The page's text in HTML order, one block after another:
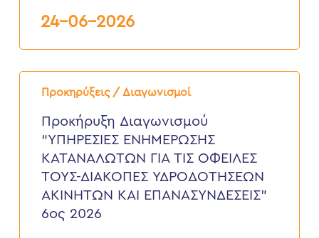
24-06-2026
Προκηρύξεις / Διαγωνισμοί
Προκήρυξη
Διαγωνισμού
ΕΝΗΜΕΡΩΣΗΣ
ΚΑΤΑΝΑΛΩΤΩΝ
ΟΦΕΙΛΕΣ
ΤΟΥΣ-
ΔΙΑΚΟΠΕΣ
ΑΚΙΝΗΤΩΝ
Προκήρυξη Διαγωνισμού
“ΥΠΗΡΕΣΙΕΣ ΕΝΗΜΕΡΩΣΗΣ
ΚΑΤΑΝΑΛΩΤΩΝ ΓΙΑ ΤΙΣ ΟΦΕΙΛΕΣ
ΤΟΥΣ-ΔΙΑΚΟΠΕΣ ΥΔΡΟΔΟΤΗΣΕΩΝ
ΑΚΙΝΗΤΩΝ ΚΑΙ ΕΠΑΝΑΣΥΝΔΕΣΕΙΣ”
6ος 2026